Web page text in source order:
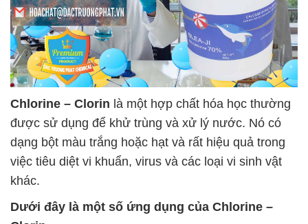
Chlorine – Clorin là một hợp chất hóa học thường
được sử dụng để khử trùng và xử lý nước. Nó có
dạng bột màu trắng hoặc hạt và rất hiệu quả trong
việc tiêu diệt vi khuẩn, virus và các loại vi sinh vật
khác.
Dưới đây là một số ứng dụng của Chlorine –